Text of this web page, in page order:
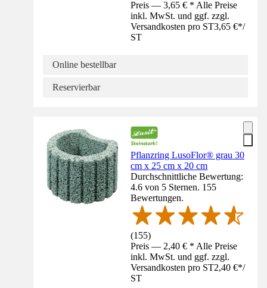
Preis — 3,65 € * Alle Preise
inkl. MwSt. und ggf. zzgl.
Versandkosten pro ST3,65 €*/
ST
Online bestellbar
Reservierbar
Pflanzring LusoFlor® grau 30
cm x 25 cm x 20 cm
Durchschnittliche Bewertung:
4.6 von 5 Sternen. 155
Bewertungen.
(155)
Preis — 2,40 € * Alle Preise
inkl. MwSt. und ggf. zzgl.
Versandkosten pro ST2,40 €*/
ST